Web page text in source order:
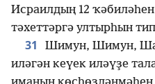
Исраилдың 12
тәхеттәргә ултырһын
31
Шимун, Шимун,
иләгән кеүек иләүҙе